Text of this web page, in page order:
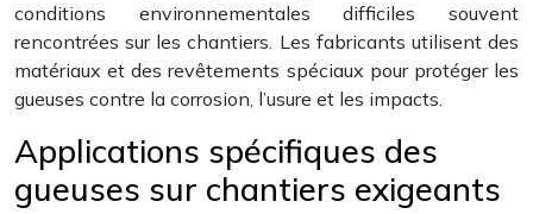
conditions environnementales difficiles souvent
rencontrées sur les chantiers. Les fabricants utilisent des
matériaux et des revêtements spéciaux pour protéger les
gueuses contre la corrosion, l’usure et les impacts.
Applications spécifiques des
gueuses sur chantiers exigeants